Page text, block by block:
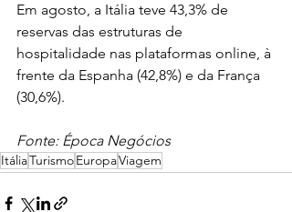
Em agosto, a Itália teve 43,3% de
reservas das estruturas de
hospitalidade nas plataformas online, à
frente da Espanha (42,8%) e da França
(30,6%).
Fonte: Época Negócios
ItáliaTurismoEuropaViagem